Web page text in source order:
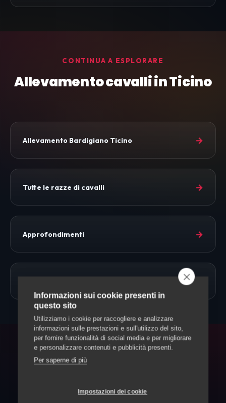
CONTINUA A ESPLORARE
Allevamento cavalli in Ticino
Allevamento Bardigiano Ticino →
Tutte le razze di cavalli →
Approfondimenti →
FAQ
Informazioni sui cookie presenti in
questo sito
Utilizziamo i cookie per raccogliere e analizzare
informazioni sulle prestazioni e sull'utilizzo del sito,
per fornire funzionalità di social media e per migliorare
e personalizzare contenuti e pubblicità presenti.
Per saperne di più
Impostazioni dei cookie